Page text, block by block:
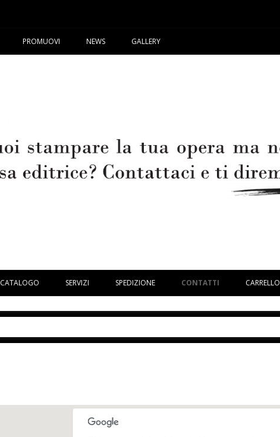
PROMUOVI NEWS GALLERY
Vai al contenuto
CATALOGO SERVIZI SPEDIZIONE CONTATTI CARRELLO